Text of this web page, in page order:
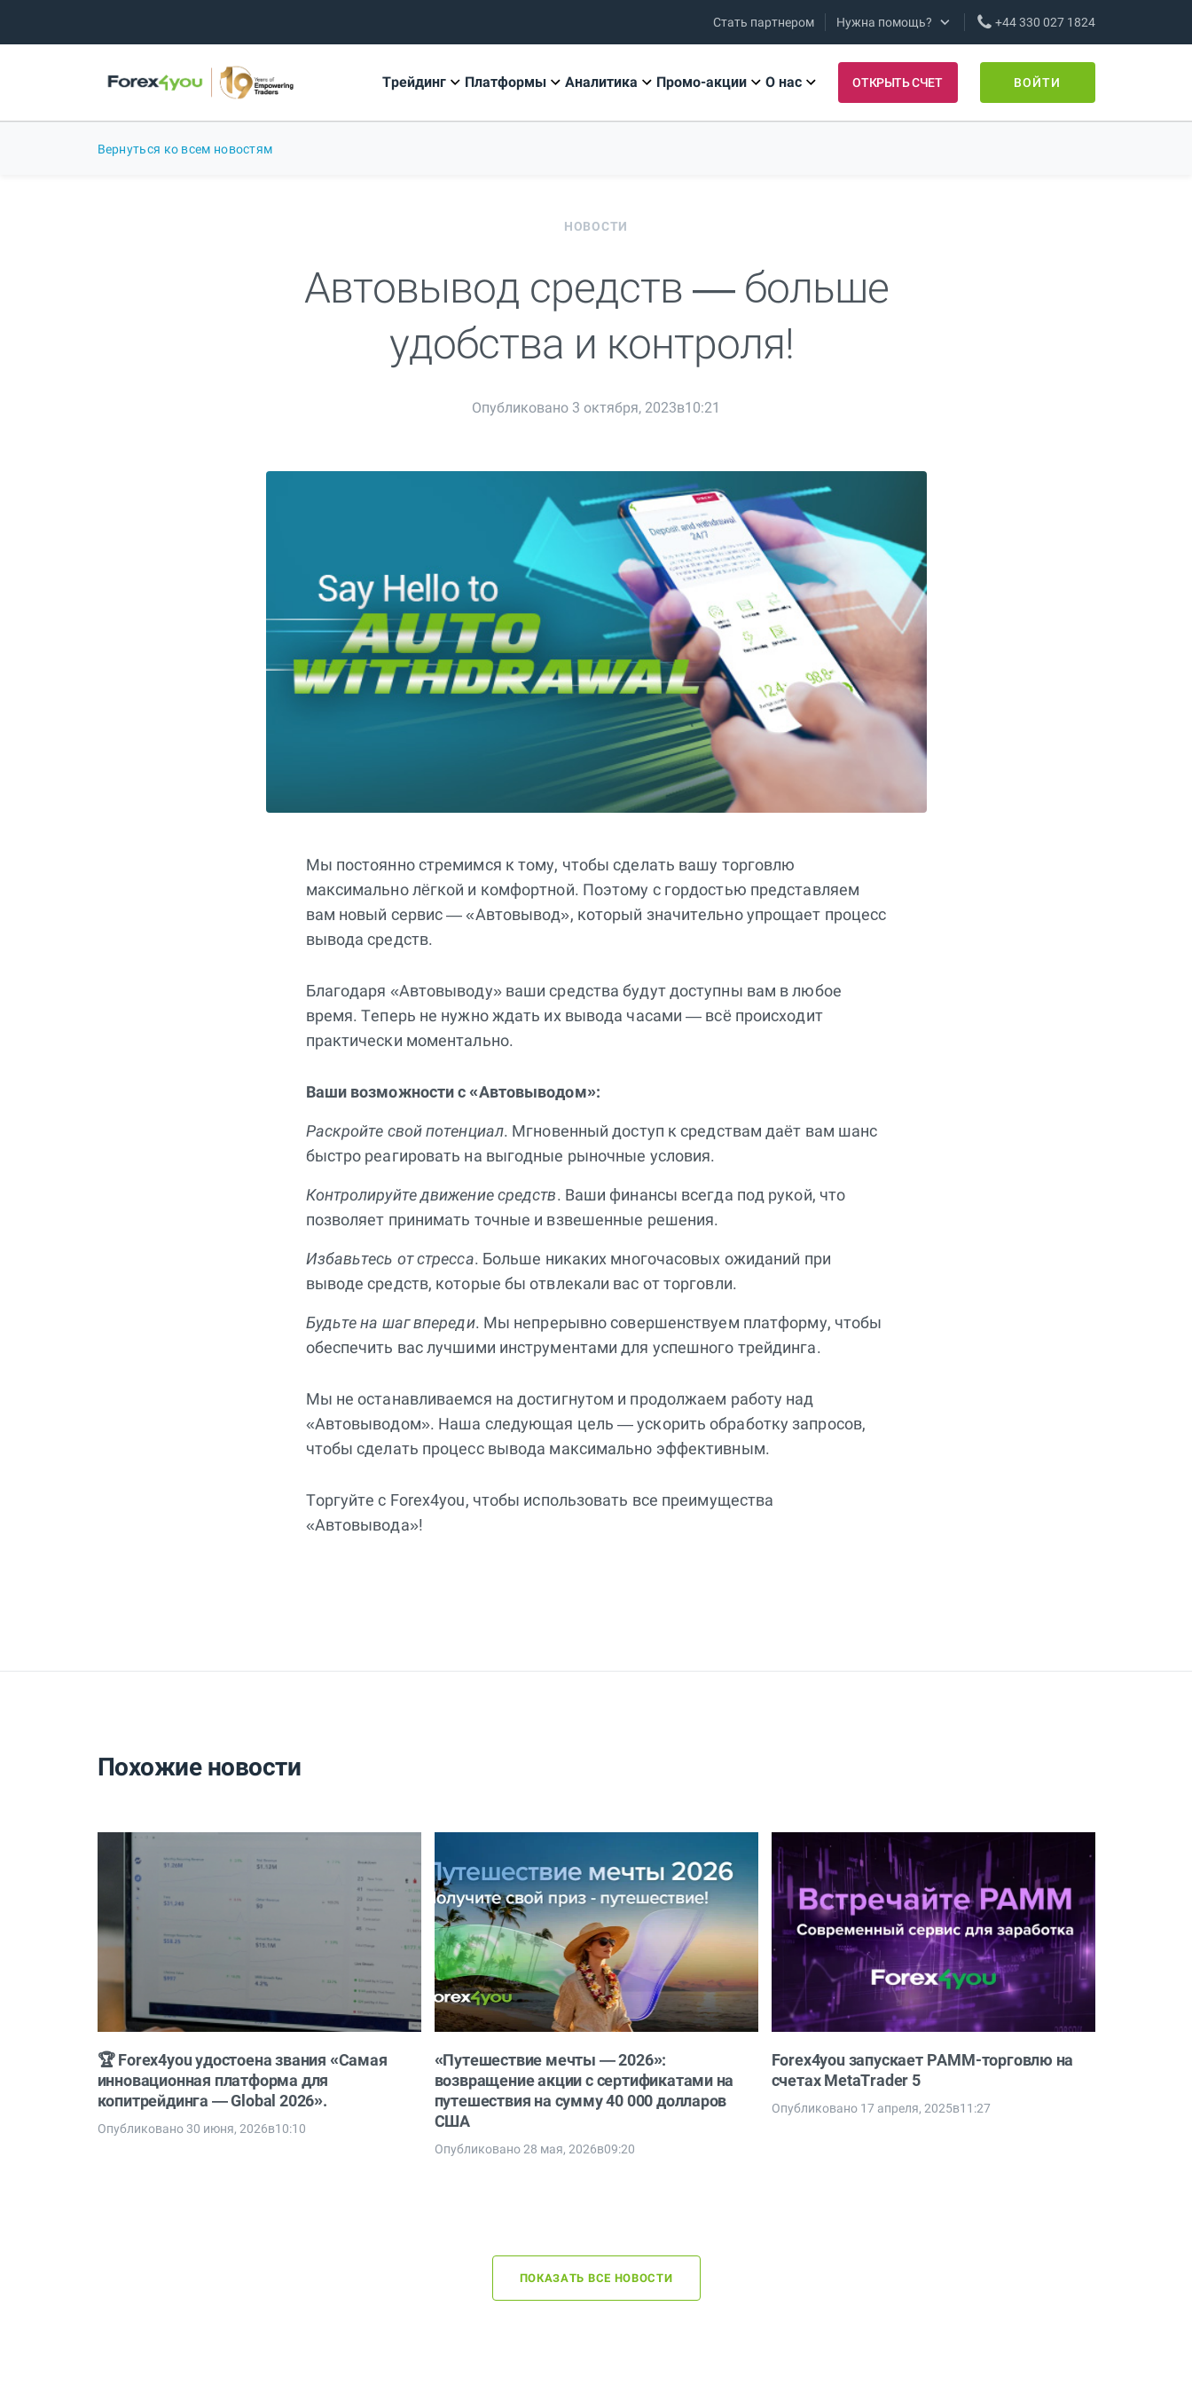
Стать партнером Нужна помощь? +44 330 027 1824
Трейдинг Платформы Аналитика Промо-акции О нас ОТКРЫТЬ СЧЕТ ВОЙТИ
Вернуться ко всем новостям
НОВОСТИ
Автовывод средств — больше
удобства и контроля!
Опубликовано 3 октября, 2023в10:21
Мы постоянно стремимся к тому, чтобы сделать вашу торговлю
максимально лёгкой и комфортной. Поэтому с гордостью представляем
вам новый сервис — «Автовывод», который значительно упрощает процесс
вывода средств.
Благодаря «Автовыводу» ваши средства будут доступны вам в любое
время. Теперь не нужно ждать их вывода часами — всё происходит
практически моментально.
Ваши возможности с «Автовыводом»:
Раскройте свой потенциал. Мгновенный доступ к средствам даёт вам шанс
быстро реагировать на выгодные рыночные условия.
Контролируйте движение средств. Ваши финансы всегда под рукой, что
позволяет принимать точные и взвешенные решения.
Избавьтесь от стресса. Больше никаких многочасовых ожиданий при
выводе средств, которые бы отвлекали вас от торговли.
Будьте на шаг впереди. Мы непрерывно совершенствуем платформу, чтобы
обеспечить вас лучшими инструментами для успешного трейдинга.
Мы не останавливаемся на достигнутом и продолжаем работу над
«Автовыводом». Наша следующая цель — ускорить обработку запросов,
чтобы сделать процесс вывода максимально эффективным.
Торгуйте с Forex4you, чтобы использовать все преимущества
«Автовывода»!
Похожие новости
🏆 Forex4you удостоена звания «Самая
инновационная платформа для
копитрейдинга — Global 2026».
Опубликовано 30 июня, 2026в10:10
«Путешествие мечты — 2026»:
возвращение акции с сертификатами на
путешествия на сумму 40 000 долларов
США
Опубликовано 28 мая, 2026в09:20
Forex4you запускает PAMM-торговлю на
счетах MetaTrader 5
Опубликовано 17 апреля, 2025в11:27
ПОКАЗАТЬ ВСЕ НОВОСТИ